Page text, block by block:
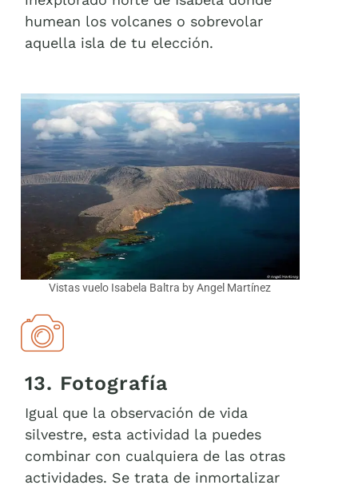
humean los volcanes o sobrevolar
aquella isla de tu elección.
Vistas vuelo Isabela Baltra by Angel Martínez
13. Fotografía
Igual que la observación de vida
silvestre, esta actividad la puedes
combinar con cualquiera de las otras
actividades. Se trata de inmortalizar